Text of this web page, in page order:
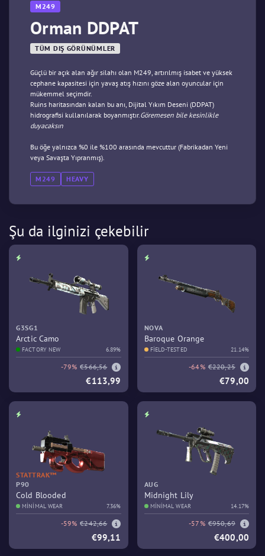
M249
Orman DDPAT
TÜM DIŞ GÖRÜNÜMLER
Güçlü bir açık alan ağır silahı olan M249, artırılmış isabet ve yüksek
cephane kapasitesi için yavaş atış hızını göze alan oyuncular için
mükemmel seçimdir.
Ruins haritasından kalan bu anı, Dijital Yıkım Deseni (DDPAT)
hidrografisi kullanılarak boyanmıştır.Göremesen bile kesinlikle
duyacaksın
Bu öğe yalnızca %0 ile %100 arasında mevcuttur (Fabrikadan Yeni
veya Savaşta Yıpranmış).
M249 HEAVY
Şu da ilginizi çekebilir
G3SG1
Arctic Camo
FACTORY NEW 6.89%
-79% €566,56
€113,99
NOVA
Baroque Orange
FIELD-TESTED 21.14%
-64% €220,25
€79,00
STATTRAK™
P90
Cold Blooded
MINIMAL WEAR 7.36%
-59% €242,66
€99,11
AUG
Midnight Lily
MINIMAL WEAR 14.17%
-57% €950,69
€400,00